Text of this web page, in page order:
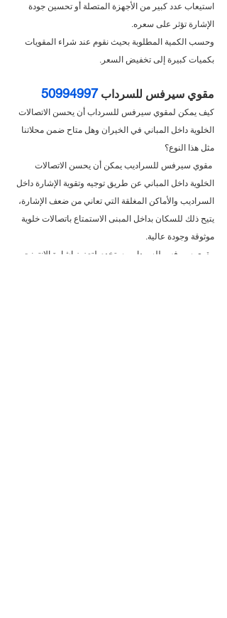
استيعاب عدد كبير من الأجهزة المتصلة أو تحسين جودة
الإشارة تؤثر على سعره.
وحسب الكمية المطلوبة بحيث نقوم عند شراء المقويات
بكميات كبيرة إلى تخفيض السعر.
مقوي سيرفس للسرداب 50994997
كيف يمكن لمقوي سيرفس للسرداب أن يحسن الاتصالات
الخلوية داخل المباني في الخيران وهل متاح ضمن محلاتنا
مثل هذا النوع؟
مقوي سيرفس للسراديب يمكن أن يحسن الاتصالات
الخلوية داخل المباني عن طريق توجيه وتقوية الإشارة داخل
السراديب والأماكن المغلقة التي تعاني من ضعف الإشارة،
يتيح ذلك للسكان بداخل المبنى الاستمتاع باتصالات خلوية
موثوقة وجودة عالية.
مقوي سيرفس للسرداب يستخدم لتعزيز اشارة الإنترنت